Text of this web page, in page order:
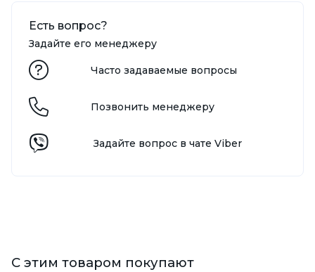
Есть вопрос?
Задайте его менеджеру
Часто задаваемые вопросы
Позвонить менеджеру
Задайте вопрос в чате Viber
С этим товаром покупают